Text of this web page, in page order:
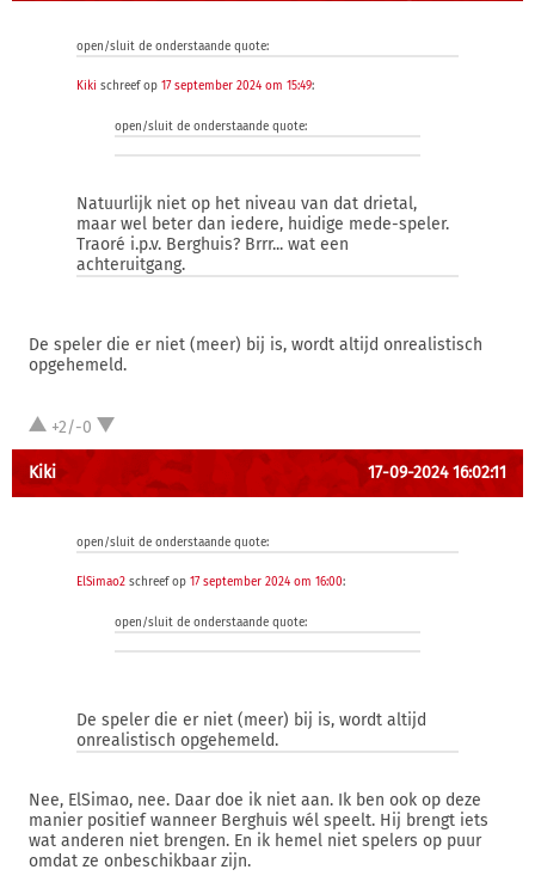
open/sluit de onderstaande quote:
Kiki schreef op 17 september 2024 om 15:49:
open/sluit de onderstaande quote:
Natuurlijk niet op het niveau van dat drietal,
maar wel beter dan iedere, huidige mede-speler.
Traoré i.p.v. Berghuis? Brrr... wat een
achteruitgang.
De speler die er niet (meer) bij is, wordt altijd onrealistisch
opgehemeld.
+2/-0
Kiki 17-09-2024 16:02:11
open/sluit de onderstaande quote:
ElSimao2 schreef op 17 september 2024 om 16:00:
open/sluit de onderstaande quote:
De speler die er niet (meer) bij is, wordt altijd
onrealistisch opgehemeld.
Nee, ElSimao, nee. Daar doe ik niet aan. Ik ben ook op deze
manier positief wanneer Berghuis wél speelt. Hij brengt iets
wat anderen niet brengen. En ik hemel niet spelers op puur
omdat ze onbeschikbaar zijn.